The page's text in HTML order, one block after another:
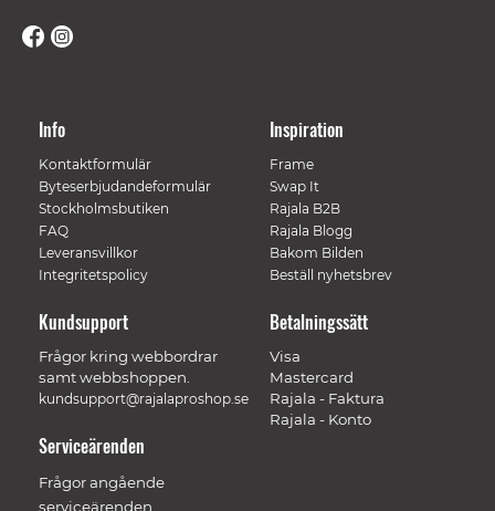
Info
Kontaktformulär
Byteserbjudandeformulär
Stockholmsbutiken
FAQ
Leveransvillkor
Integritetspolicy
Inspiration
Frame
Swap It
Rajala B2B
Rajala Blogg
Bakom Bilden
Beställ nyhetsbrev
Betalningssätt
Visa
Mastercard
Rajala - Faktura
Rajala - Konto
Kundsupport
Frågor kring webbordrar
samt webbshoppen.
kundsupport@rajalaproshop.se
Serviceärenden
Frågor angående
serviceärenden.